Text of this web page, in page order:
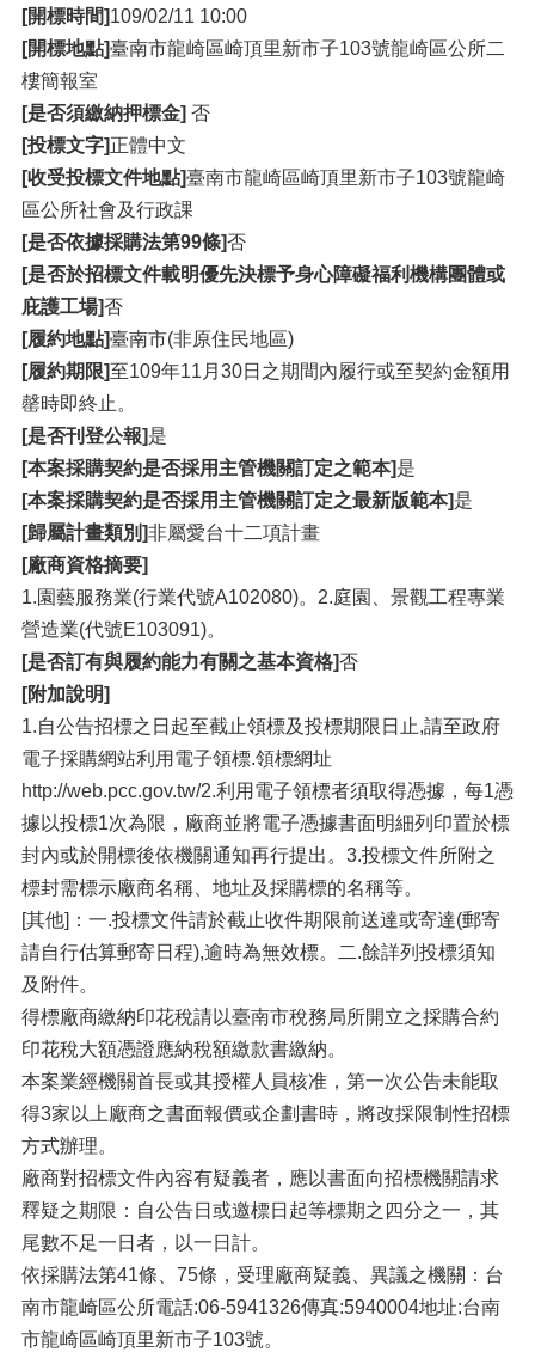
[開標時間]109/02/11 10:00
[開標地點]臺南市龍崎區崎頂里新市子103號龍崎區公所二
樓簡報室
[是否須繳納押標金] 否
[投標文字]正體中文
[收受投標文件地點]臺南市龍崎區崎頂里新市子103號龍崎
區公所社會及行政課
[是否依據採購法第99條]否
[是否於招標文件載明優先決標予身心障礙福利機構團體或
庇護工場]否
[履約地點]臺南市(非原住民地區)
[履約期限]至109年11月30日之期間內履行或至契約金額用
罄時即終止。
[是否刊登公報]是
[本案採購契約是否採用主管機關訂定之範本]是
[本案採購契約是否採用主管機關訂定之最新版範本]是
[歸屬計畫類別]非屬愛台十二項計畫
[廠商資格摘要]
1.園藝服務業(行業代號A102080)。2.庭園、景觀工程專業
營造業(代號E103091)。
[是否訂有與履約能力有關之基本資格]否
[附加說明]
1.自公告招標之日起至截止領標及投標期限日止,請至政府
電子採購網站利用電子領標.領標網址
http://web.pcc.gov.tw/2.利用電子領標者須取得憑據，每1憑
據以投標1次為限，廠商並將電子憑據書面明細列印置於標
封內或於開標後依機關通知再行提出。3.投標文件所附之
標封需標示廠商名稱、地址及採購標的名稱等。
[其他]：一.投標文件請於截止收件期限前送達或寄達(郵寄
請自行估算郵寄日程),逾時為無效標。二.餘詳列投標須知
及附件。
得標廠商繳納印花稅請以臺南市稅務局所開立之採購合約
印花稅大額憑證應納稅額繳款書繳納。
本案業經機關首長或其授權人員核准，第一次公告未能取
得3家以上廠商之書面報價或企劃書時，將改採限制性招標
方式辦理。
廠商對招標文件內容有疑義者，應以書面向招標機關請求
釋疑之期限：自公告日或邀標日起等標期之四分之一，其
尾數不足一日者，以一日計。
依採購法第41條、75條，受理廠商疑義、異議之機關：台
南市龍崎區公所電話:06-5941326傳真:5940004地址:台南
市龍崎區崎頂里新市子103號。